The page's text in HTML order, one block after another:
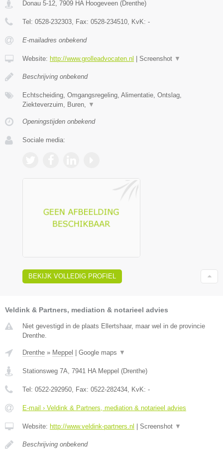
Donau 5-12 7909 HA Hoogeveen (Drenthe)
Tel: 0528-232303 , Fax: 0528-234510 , KvK: -
E-mailadres onbekend
Website: http://www.grolleadvocaten.nl Screenshot ▼
Beschrijving onbekend
Echtscheiding, Omgangsregeling, Alimentatie, Ontslag,
Ziekteverzuim, Buren,
▼
Openingstijden onbekend
Sociale media:
BEKIJK VOLLEDIG PROFIEL
Veldink & Partners, mediation & notarieel advies
Niet gevestigd in de plaats Ellertshaar, maar wel in de provincie
Drenthe.
Drenthe » Meppel | Google maps ▼
Stationsweg 7A 7941 HA Meppel (Drenthe)
Tel: 0522-292950 , Fax: 0522-282434 , KvK: -
E-mail › Veldink & Partners, mediation & notarieel advies
Website: http://www.veldink-partners.nl | Screenshot ▼
Beschrijving onbekend